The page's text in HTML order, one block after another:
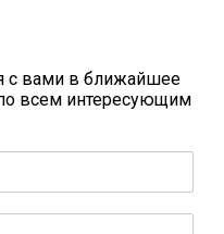
с вами в ближайшее
всем интересующим